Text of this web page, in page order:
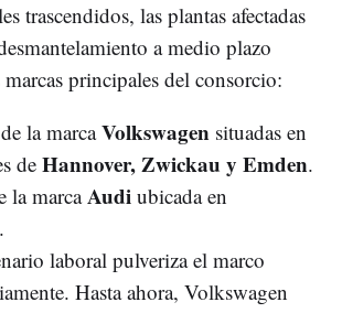
trascendidos, las plantas afectadas
a medio plazo
marcas principales del consorcio:
la marcaVolkswagen situadas en
de Hannover, Zwickau y Emden.
la marcaAudi ubicada en
.
laboral pulveriza el marco
Hasta ahora, Volkswagen